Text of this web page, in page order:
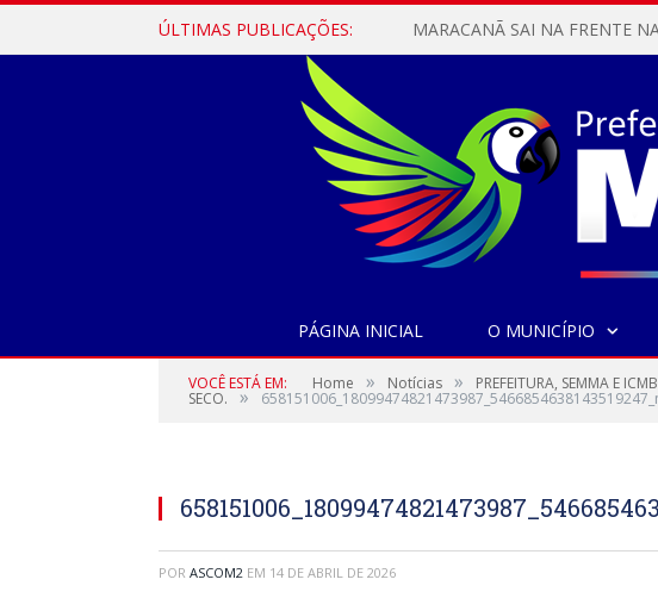
ÚLTIMAS PUBLICAÇÕES:
PÁGINA INICIAL O MUNICÍPIO
VOCÊ ESTÁ EM: Home » Notícias » PREFEITURA, SEMMA E
SECO. »
POR ASCOM2 EM 14 DE ABRIL DE 2026